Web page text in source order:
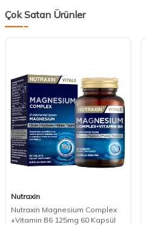
Çok Satan Ürünler
Nutraxin
Nutraxin Magnesium Complex
+Vitamin B6 125mg 60 Kapsül